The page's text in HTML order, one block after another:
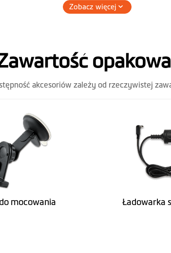
158
Zobacz więcej
akcesoriów zależy od rzeczywistej
mocowania Ładowarka